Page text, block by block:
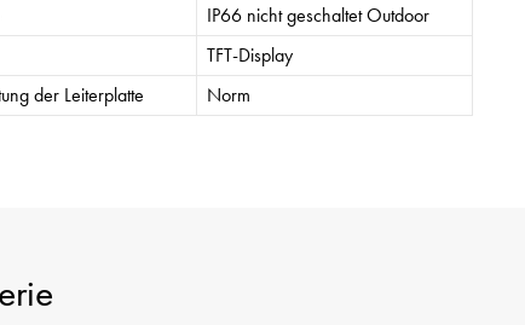
IP66 nicht geschaltet Outdoor
TFT-Display
der Leiterplatte
Norm